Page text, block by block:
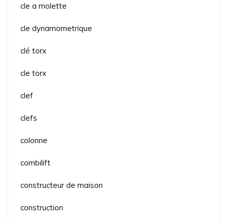
cle a molette
cle dynamometrique
clé torx
cle torx
clef
clefs
colonne
combilift
constructeur de maison
construction